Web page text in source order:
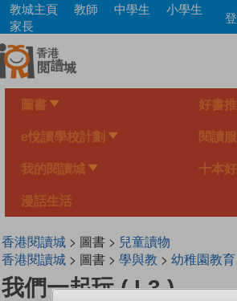
Skip
main
content
教城主頁 教師 中學生
小學生
家長
圖書 好書
e悅讀學校計劃 閱讀
我的閱讀城 十本
漫話生活
香港閱讀城> 圖書 > 兒童讀物
香港閱讀城> 圖書 > 學與教 > 幼稚園教育
我們一起玩 ( L3 )